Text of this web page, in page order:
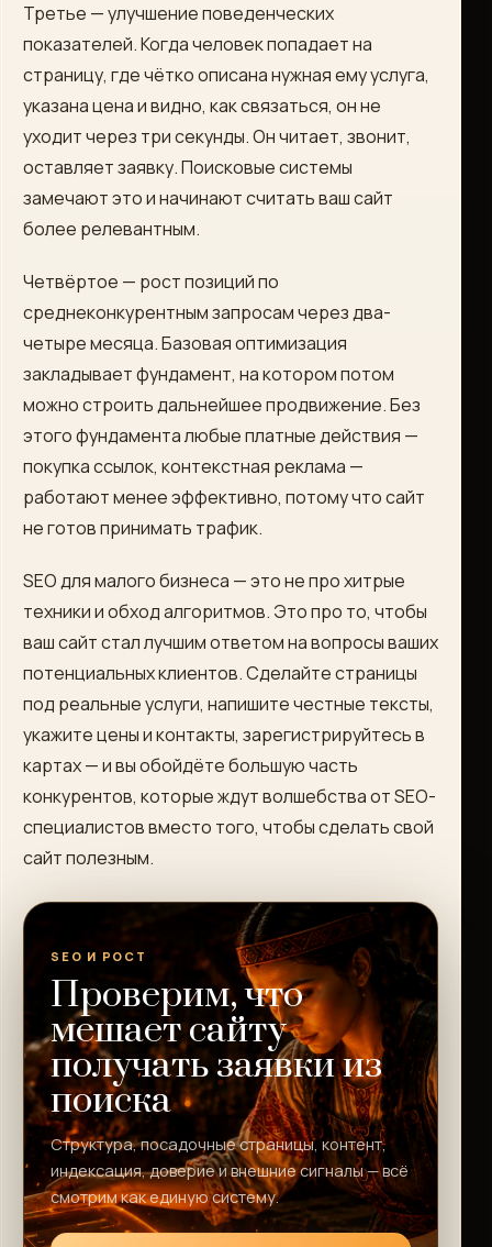
Третье — улучшение поведенческих
показателей. Когда человек попадает на
страницу, где чётко описана нужная ему услуга,
указана цена и видно, как связаться, он не
уходит через три секунды. Он читает, звонит,
оставляет заявку. Поисковые системы
замечают это и начинают считать ваш сайт
более релевантным.
Четвёртое — рост позиций по
среднеконкурентным запросам через два-
четыре месяца. Базовая оптимизация
закладывает фундамент, на котором потом
можно строить дальнейшее продвижение. Без
этого фундамента любые платные действия —
покупка ссылок, контекстная реклама —
работают менее эффективно, потому что сайт
не готов принимать трафик.
SEO для малого бизнеса — это не про хитрые
техники и обход алгоритмов. Это про то, чтобы
ваш сайт стал лучшим ответом на вопросы ваших
потенциальных клиентов. Сделайте страницы
под реальные услуги, напишите честные тексты,
укажите цены и контакты, зарегистрируйтесь в
картах — и вы обойдёте большую часть
конкурентов, которые ждут волшебства от SEO-
специалистов вместо того, чтобы сделать свой
сайт полезным.
SEO И РОСТ
Проверим, что
мешает сайту
получать заявки из
поиска
Структура, посадочные страницы, контент,
индексация, доверие и внешние сигналы — всё
смотрим как единую систему.